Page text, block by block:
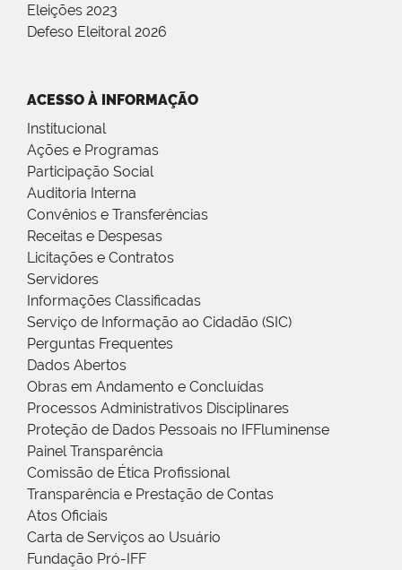
Eleições 2023
Defeso Eleitoral 2026
ACESSO À INFORMAÇÃO
Institucional
Ações e Programas
Participação Social
Auditoria Interna
Convênios e Transferências
Receitas e Despesas
Licitações e Contratos
Servidores
Informações Classificadas
Serviço de Informação ao Cidadão (SIC)
Perguntas Frequentes
Dados Abertos
Obras em Andamento e Concluídas
Processos Administrativos Disciplinares
Proteção de Dados Pessoais no IFFluminense
Painel Transparência
Comissão de Ética Profissional
Transparência e Prestação de Contas
Atos Oficiais
Carta de Serviços ao Usuário
Fundação Pró-IFF